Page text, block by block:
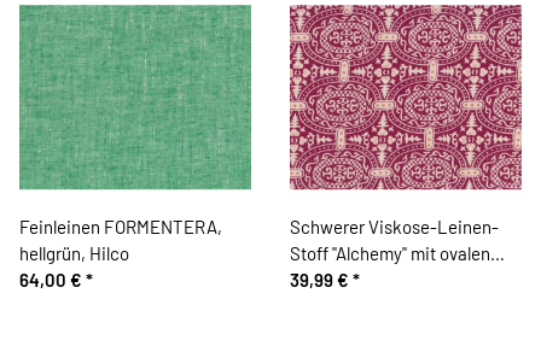
Feinleinen FORMENTERA,
hellgrün, Hilco
64,00 € *
Schwerer Viskose-Leinen-
Stoff "Alchemy" mit ovalen
Ornamenten, weinrot-natur
39,99 € *